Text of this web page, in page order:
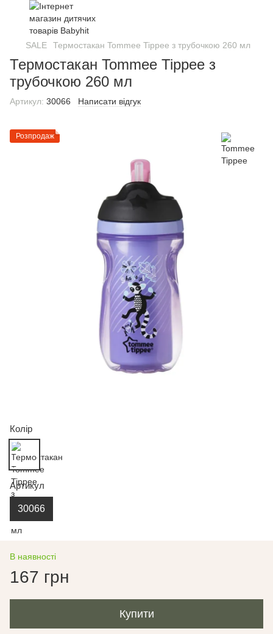
SALE Термостакан Tommee Tippee з трубочкою 260 мл
Термостакан Tommee Tippee з
трубочкою 260 мл
Артикул: 30066 Написати відгук
Розпродаж
Колір
Артикул
30066
В наявності
167 грн
Купити